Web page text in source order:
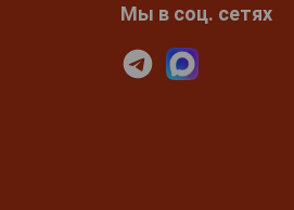
Мы в соц. сетях